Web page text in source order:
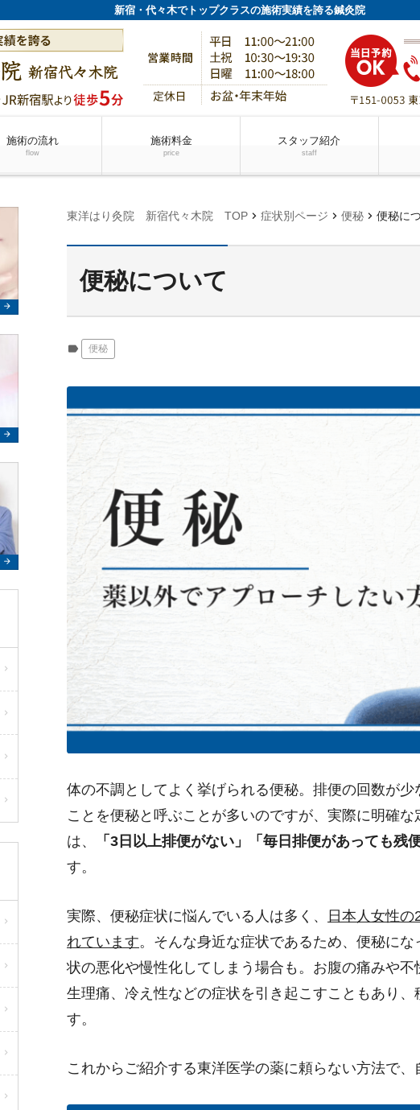
新宿・代々木でトップクラスの施術実績を誇る鍼灸院
施術の流れ
flow
施術料金
price
スタッフ紹介
staff
東洋はり灸院 新宿代々木院 TOP chevron_right 症状別ページ chevron_right 便秘 chevron_right 便秘に
便秘について
label 便秘
体の不調としてよく挙げられる便秘。排便の回数が
ことを便秘と呼ぶことが多いのですが、実際に明確
は、
「3日以上排便がない」「毎日排便があっても残
す。
実際、便秘症状に悩んでいる人は多く、
日本人女性
れています。そんな身近な症状であるため、便秘に
状の悪化や慢性化してしまう場合も。お腹の痛みや不
生理痛、冷え性などの症状を引き起こすこともあり
す。
これからご紹介する東洋医学の薬に頼らない方法で、
arrow_forward
arrow_forward
arrow_forward